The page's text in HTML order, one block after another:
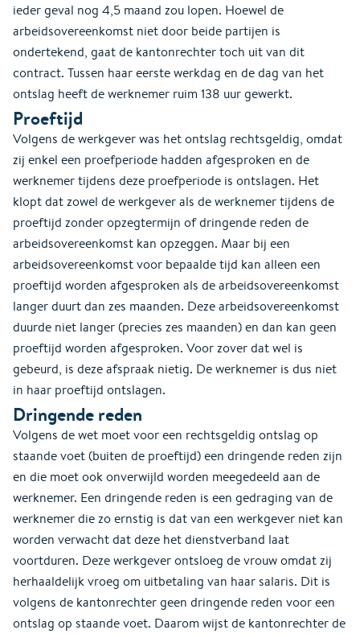
ieder geval nog 4,5 maand zou lopen. Hoewel de
arbeidsovereenkomst niet door beide partijen is
ondertekend, gaat de kantonrechter toch uit van dit
contract. Tussen haar eerste werkdag en de dag van het
ontslag heeft de werknemer ruim 138 uur gewerkt.
Proeftijd
Volgens de werkgever was het ontslag rechtsgeldig, omdat
zij enkel een proefperiode hadden afgesproken en de
werknemer tijdens deze proefperiode is ontslagen. Het
klopt dat zowel de werkgever als de werknemer tijdens de
proeftijd zonder opzegtermijn of dringende reden de
arbeidsovereenkomst kan opzeggen. Maar bij een
arbeidsovereenkomst voor bepaalde tijd kan alleen een
proeftijd worden afgesproken als de arbeidsovereenkomst
langer duurt dan zes maanden. Deze arbeidsovereenkomst
duurde niet langer (precies zes maanden) en dan kan geen
proeftijd worden afgesproken. Voor zover dat wel is
gebeurd, is deze afspraak nietig. De werknemer is dus niet
in haar proeftijd ontslagen.
Dringende reden
Volgens de wet moet voor een rechtsgeldig ontslag op
staande voet (buiten de proeftijd) een dringende reden zijn
en die moet ook onverwijld worden meegedeeld aan de
werknemer. Een dringende reden is een gedraging van de
werknemer die zo ernstig is dat van een werkgever niet kan
worden verwacht dat deze het dienstverband laat
voortduren. Deze werkgever ontsloeg de vrouw omdat zij
herhaaldelijk vroeg om uitbetaling van haar salaris. Dit is
volgens de kantonrechter geen dringende reden voor een
ontslag op staande voet. Daarom wijst de kantonrechter de